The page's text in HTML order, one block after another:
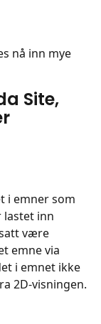
nå inn mye
Site,
i emner som
lastet inn
være
emne via
i emnet ikke
2D-visningen.